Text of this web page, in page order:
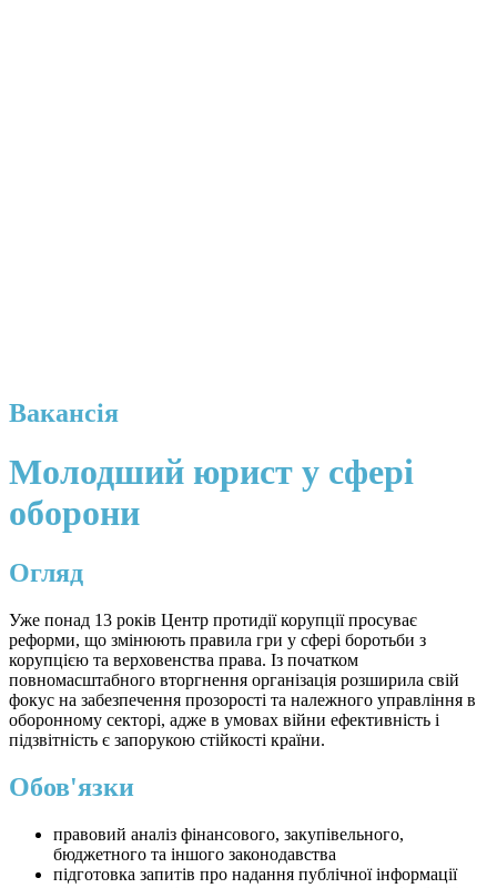
Вакансія
Молодший юрист у сфері
оборони
Огляд
Уже понад 13 років Центр протидії корупції просуває
реформи, що змінюють правила гри у сфері боротьби з
корупцією та верховенства права. Із початком
повномасштабного вторгнення організація розширила свій
фокус на забезпечення прозорості та належного управління в
оборонному секторі, адже в умовах війни ефективність і
підзвітність є запорукою стійкості країни.
Обов'язки
правовий аналіз фінансового, закупівельного,
бюджетного та іншого законодавства
підготовка запитів про надання публічної інформації